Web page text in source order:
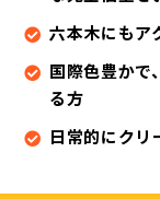
六本木にもア
国際色豊かで
る方
日常的にクリ